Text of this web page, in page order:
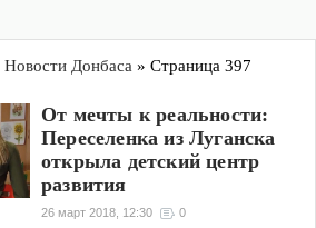
Новости Донбаса » Страница 397
От мечты к реальности:
Переселенка из Луганска
открыла детский центр
развития
26 март 2018, 12:30 0